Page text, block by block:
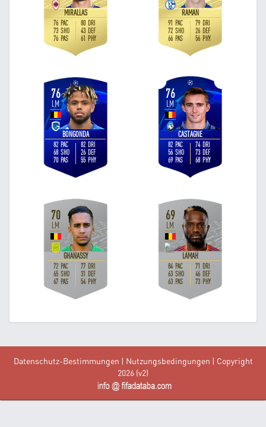
Datenschutz-Bestimmungen | Nutzungsbedingungen | Copyright
2026 (v2)